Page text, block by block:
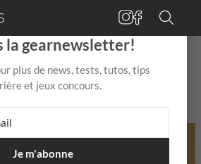
: actualités, rumeurs
×
la gearnewsletter!
plus de news, tests, tutos, tips
et jeux concours.
Je m'abonne